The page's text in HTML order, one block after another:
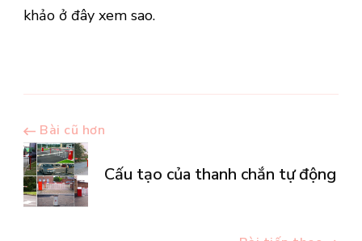
khảo ở đây xem sao.
Điều
hướng
Bài cũ hơn
Cấu tạo của thanh chắn tự động